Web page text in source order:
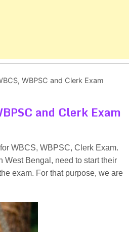
WBPSC and Clerk Exam
and Clerk Exam
WBCS, WBPSC, Clerk Exam.
Bengal, need to start their
exam. For that purpose, we are